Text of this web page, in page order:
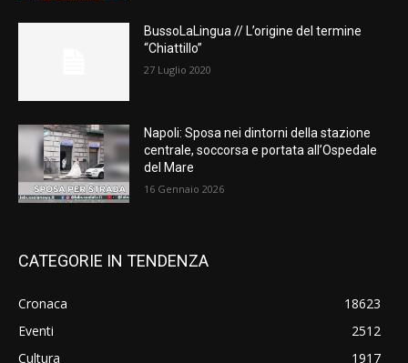
BussoLaLingua // L’origine del termine
“Chiattillo”
27 Luglio 2020
Napoli: Sposa nei dintorni della stazione
centrale, soccorsa e portata all’Ospedale
del Mare
16 Gennaio 2026
CATEGORIE IN TENDENZA
Cronaca
18623
Eventi
2512
Cultura
1917